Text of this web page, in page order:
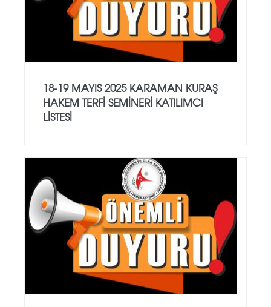
18-19 MAYIS 2025 KARAMAN KURAŞ
HAKEM TERFİ SEMİNERİ KATILIMCI
LİSTESİ